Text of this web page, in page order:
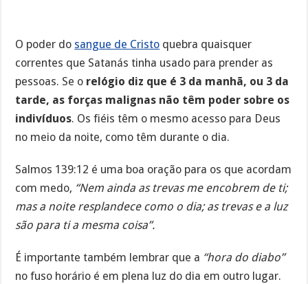
O poder do sangue de Cristo quebra quaisquer
correntes que Satanás tinha usado para prender as
pessoas. Se o relógio diz que é 3 da manhã, ou 3 da
tarde, as forças malignas não têm poder sobre os
indivíduos. Os fiéis têm o mesmo acesso para Deus
no meio da noite, como têm durante o dia.
Salmos 139:12 é uma boa oração para os que acordam
com medo, “Nem ainda as trevas me encobrem de ti;
mas a noite resplandece como o dia; as trevas e a luz
são para ti a mesma coisa”.
É importante também lembrar que a “hora do diabo”
no fuso horário é em plena luz do dia em outro lugar.